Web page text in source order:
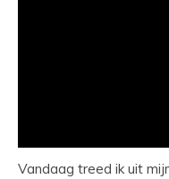
Vandaag treed ik uit